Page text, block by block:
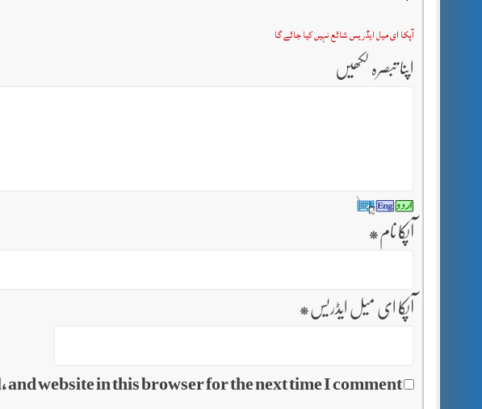
آپکا ای میل ایڈریس شائع نہیں کیا جائے گا
اپنا تبصرہ لکھیں
آپکا نام *
آپکا ای میل ایڈریس *
and website in this browser for the next time I comment.